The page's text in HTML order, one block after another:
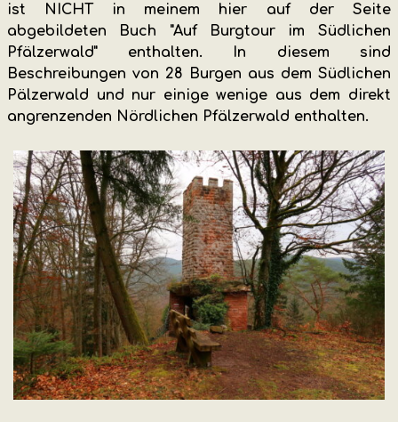
ist NICHT in meinem hier auf der Seite
abgebildeten Buch "Auf Burgtour im Südlichen
Pfälzerwald" enthalten. In diesem sind
Beschreibungen von 28 Burgen aus dem Südlichen
Pälzerwald und nur einige wenige aus dem direkt
angrenzenden Nördlichen Pfälzerwald enthalten.